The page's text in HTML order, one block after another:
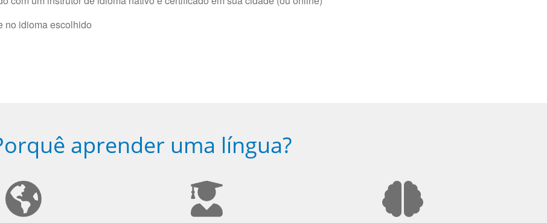
no idioma escolhido
aprender uma língua?